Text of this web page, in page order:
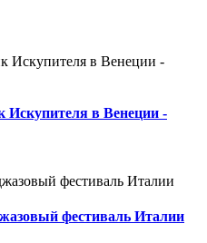
Искупителя в Венеции -
фестиваль Италии